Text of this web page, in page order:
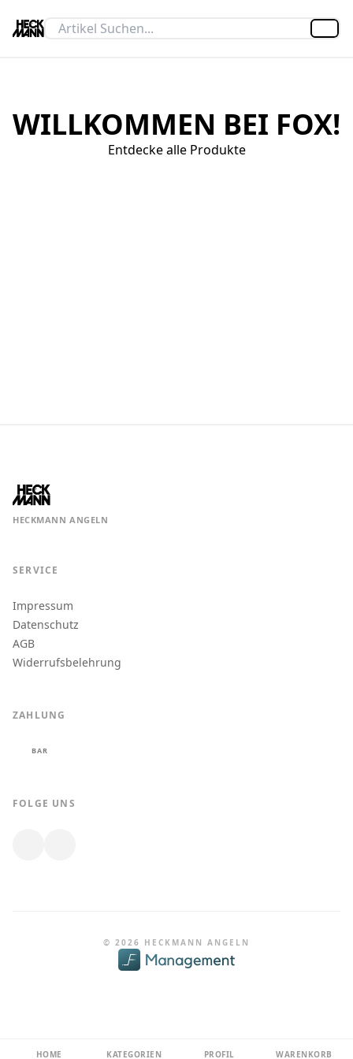
HOME KATEGORIEN PROFIL WARENKORB
WILLKOMMEN BEI FOX!
Entdecke alle Produkte
HECKMANN ANGELN
SERVICE
Impressum
Datenschutz
AGB
Widerrufsbelehrung
ZAHLUNG
BAR
FOLGE UNS
© 2026 HECKMANN ANGELN